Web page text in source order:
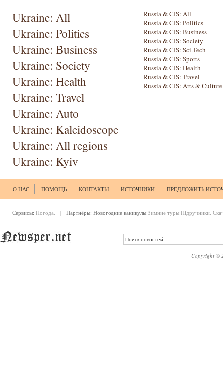
Ukraine: All
Ukraine: Politics
Ukraine: Business
Ukraine: Society
Ukraine: Health
Ukraine: Travel
Ukraine: Auto
Ukraine: Kaleidoscope
Ukraine: All regions
Ukraine: Kyiv
Russia & CIS: All
Russia & CIS: Politics
Russia & CIS: Business
Russia & CIS: Society
Russia & CIS: Sci.Tech
Russia & CIS: Sports
Russia & CIS: Health
Russia & CIS: Travel
Russia & CIS: Arts & Culture
О НАС ПОМОЩЬ КОНТАКТЫ ИСТОЧНИКИ ПРЕДЛОЖИТЬ
Сервисы: Погода. | Партнёры: Новогодние каникулы Зимние туры Підручники.
Copyright ©